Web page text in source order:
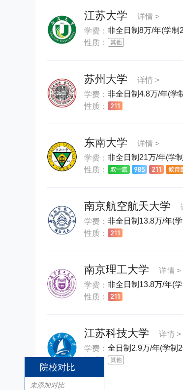
江苏大学
详情 >
学费： 非全日制8万/年(学制
性质：
苏州大学
详情 >
学费： 非全日制4.8万/年(学
性质：
东南大学
详情 >
学费： 非全日制21万/年(学
性质：
南京航空航天大学
学费： 非全日制13.8万/年(
性质：
南京理工大学
详情 >
学费： 非全日制13.8万/年(
性质：
江苏科技大学
详情 >
学费： 全日制2.9万/年(学制
院校对比
未添加对比